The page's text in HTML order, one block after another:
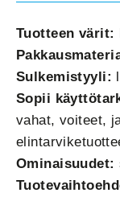
Tuotteen värit:
Sulkemistyyli:
Sopii
vahat, voiteet,
Ominaisuudet: